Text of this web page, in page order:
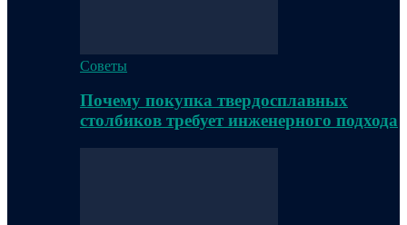
Советы
Почему покупка твердосплавных
столбиков требует инженерного подхода